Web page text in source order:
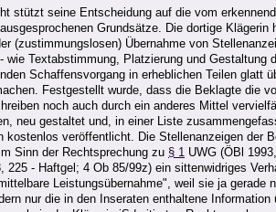
stützt seine Entscheidung auf die vom
Grundsätze. Die dortige
(zustimmungslosen) Übernahme von
wie Textabstimmung, Platzierung und
Schaffensvorgang in erheblichen Teilen glatt
Festgestellt wurde, dass die Beklagte die
noch auch durch ein anderes Mittel
neu gestaltet und, in einer Liste
kostenlos veröffentlicht. Die Stellenanzeigen der
Sinn der Rechtsprechung zu § 1 UWG (ÖBl
225 - Haftgel; 4 Ob 85/99z) ein sittenwidriges
Leistungsübernahme", weil sie ja
nur die in den Inseraten enthaltene